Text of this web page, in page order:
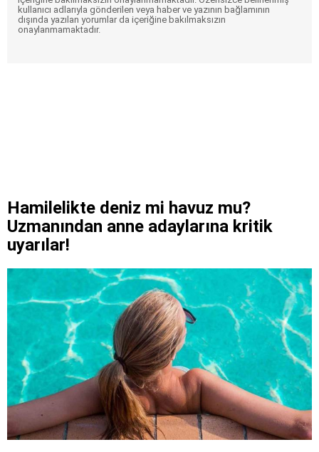
kullanıcı adlarıyla gönderilen veya haber ve yazının bağlamının
dışında yazılan yorumlar da içeriğine bakılmaksızın
onaylanmamaktadır.
Hamilelikte deniz mi havuz mu?
Uzmanından anne adaylarına kritik
uyarılar!